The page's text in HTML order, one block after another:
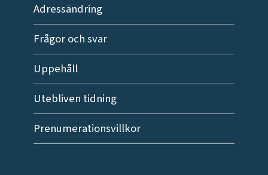
Adressändring
Frågor och svar
Uppehåll
Utebliven tidning
Prenumerationsvillkor